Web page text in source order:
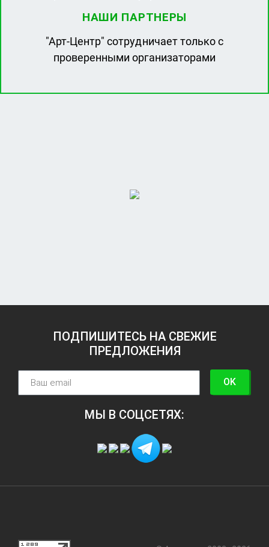
НАШИ ПАРТНЕРЫ
"Арт-Центр" сотрудничает только с
проверенными организаторами
ПОДПИШИТЕСЬ НА СВЕЖИЕ
ПРЕДЛОЖЕНИЯ
OK
МЫ В СОЦСЕТЯХ: